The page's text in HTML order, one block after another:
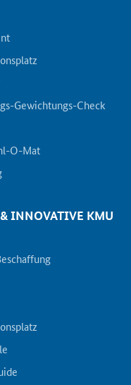
Gewichtungs-Check
O-Mat
& INNOVATIVE KMU